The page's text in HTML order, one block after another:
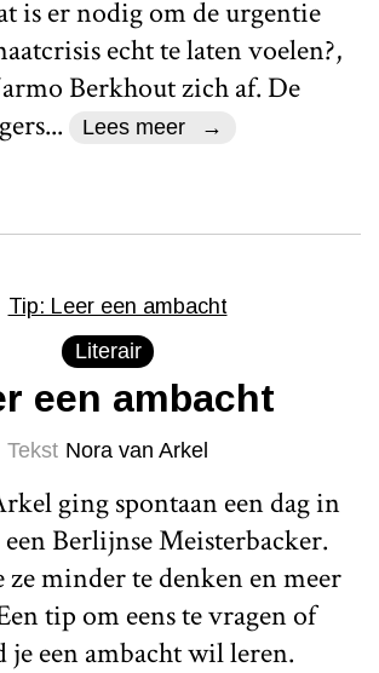
is er nodig om de urgentie
echt te laten voelen?,
Berkhout zich af. De
Lees meer
Literair
een ambacht
Tekst Nora van Arkel
ging spontaan een dag in
Berlijnse Meisterbacker.
ze minder te denken en meer
tip om eens te vragen of
je een ambacht wil leren.